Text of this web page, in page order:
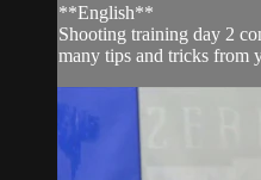
**English**
Shooting training day 2
many tips and tricks from